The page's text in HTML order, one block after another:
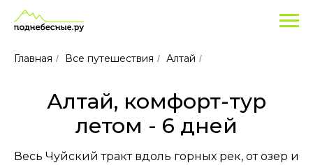
Популярные
туры
отдыха
Главная / Все путешествия / Алтай /
Алтай, комфорт-тур
летом - 6 дней
Весь Чуйский тракт вдоль горных рек, от озер и